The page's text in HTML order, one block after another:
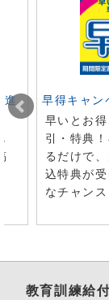
進
早得キャン
早いとお
引・特典
るだけで
込特典が
なチャンス
教育訓練給